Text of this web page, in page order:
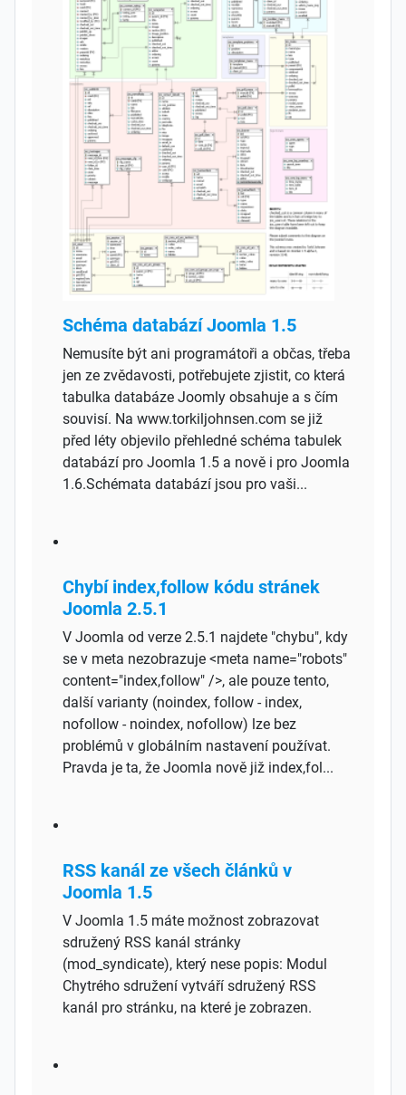
Schéma databází Joomla 1.5
Nemusíte být ani programátoři a občas, třeba
jen ze zvědavosti, potřebujete zjistit, co která
tabulka databáze Joomly obsahuje a s čím
souvisí. Na www.torkiljohnsen.com se již
před léty objevilo přehledné schéma tabulek
databází pro Joomla 1.5 a nově i pro Joomla
1.6.Schémata databází jsou pro vaši...
Chybí index,follow kódu stránek
Joomla 2.5.1
V Joomla od verze 2.5.1 najdete "chybu", kdy
se v meta nezobrazuje <meta name="robots"
content="index,follow" />, ale pouze tento,
další varianty (noindex, follow - index,
nofollow - noindex, nofollow) lze bez
problémů v globálním nastavení používat.
Pravda je ta, že Joomla nově již index,fol...
RSS kanál ze všech článků v
Joomla 1.5
V Joomla 1.5 máte možnost zobrazovat
sdružený RSS kanál stránky
(mod_syndicate), který nese popis: Modul
Chytrého sdružení vytváří sdružený RSS
kanál pro stránku, na které je zobrazen.